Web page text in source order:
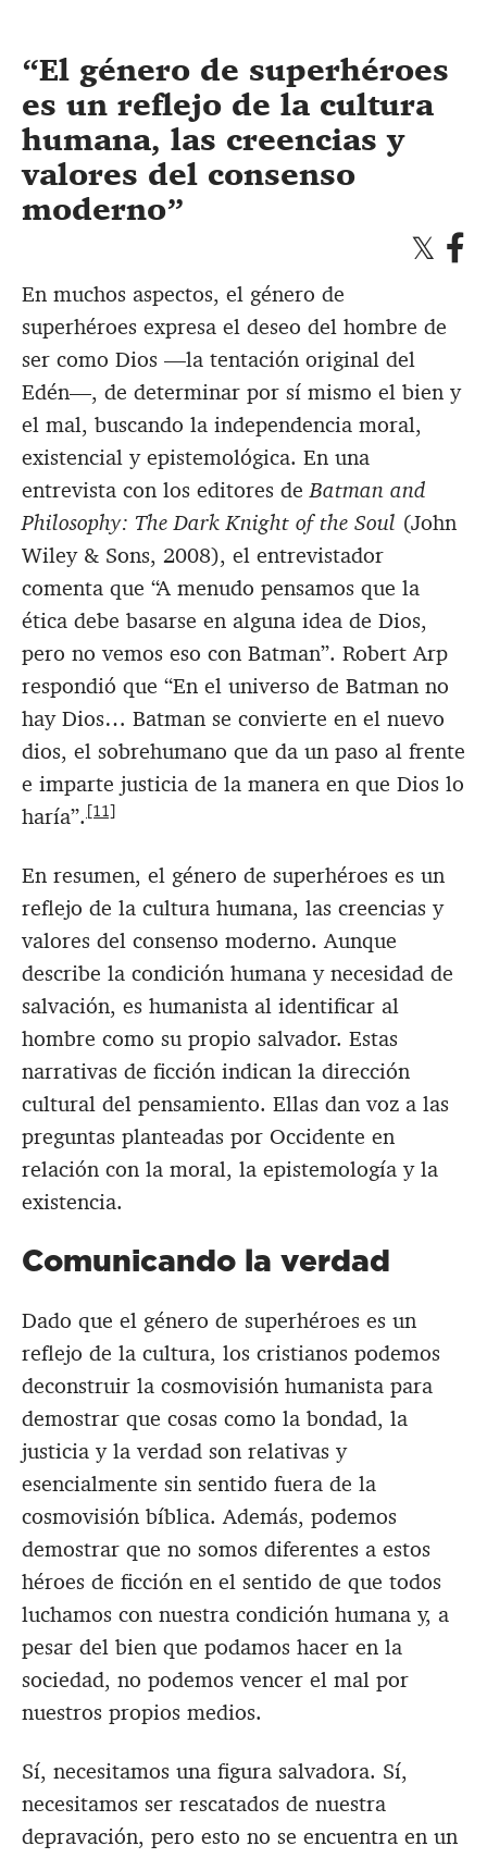
El género de superhéroes
es un reflejo de la cultura
humana, las creencias y
valores del consenso
moderno
En muchos aspectos, el género de
superhéroes expresa el deseo del hombre de
ser como Dios —la tentación original del
Edén—, de determinar por sí mismo el bien y
el mal, buscando la independencia moral,
existencial y epistemológica. En una
entrevista con los editores deBatman and
Philosophy: The Dark Knight of the Soul (John
Wiley & Sons, 2008), el entrevistador
comenta que “A menudo pensamos que la
ética debe basarse en alguna idea de Dios,
pero no vemos eso con Batman”. Robert Arp
respondió que “En el universo de Batman no
hay Dios… Batman se convierte en el nuevo
dios, el sobrehumano que da un paso al frente
e imparte justicia de la manera en que Dios lo
haría”. [11]
En resumen, el género de superhéroes es un
reflejo de la cultura humana, las creencias y
valores del consenso moderno. Aunque
describe la condición humana y necesidad de
salvación, es humanista al identificar al
hombre como su propio salvador. Estas
narrativas de ficción indican la dirección
cultural del pensamiento. Ellas dan voz a las
preguntas planteadas por Occidente en
relación con la moral, la epistemología y la
existencia.
Comunicando la verdad
Dado que el género de superhéroes es un
reflejo de la cultura, los cristianos podemos
deconstruir la cosmovisión humanista para
demostrar que cosas como la bondad, la
justicia y la verdad son relativas y
esencialmente sin sentido fuera de la
cosmovisión bíblica. Además, podemos
demostrar que no somos diferentes a estos
héroes de ficción en el sentido de que todos
luchamos con nuestra condición humana y, a
pesar del bien que podamos hacer en la
sociedad, no podemos vencer el mal por
nuestros propios medios.
Sí, necesitamos una figura salvadora. Sí,
necesitamos ser rescatados de nuestra
depravación, pero esto no se encuentra en un